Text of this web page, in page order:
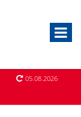
05.08.2026